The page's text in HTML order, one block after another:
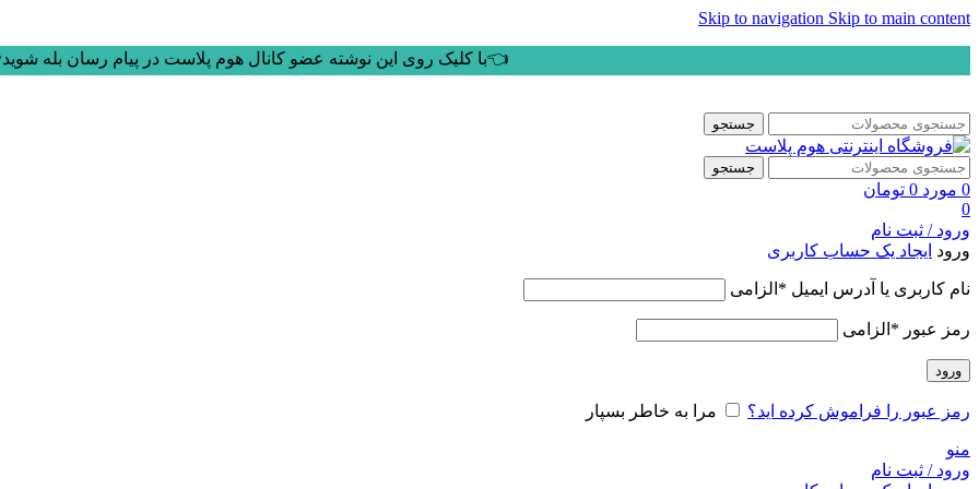
Skip to navigation Skip to main content
👈با کلیک روی این نوشته عضو کانال هوم پلاست در پیام رسان بله
جستجو
جستجو
0 مورد 0 تومان
0
ورود / ثبت نام
ورود ایجاد یک حساب کاربری
نام کاربری یا آدرس ایمیل * الزامی
رمز عبور * الزامی
ورود
رمز عبور را فراموش کرده اید؟ مرا به خاطر بسپار
منو
ورود / ثبت نام